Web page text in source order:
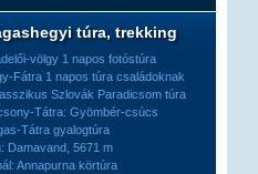
túra, trekking
völgy 1 napos fotóstúra
Fátra 1 napos túra családoknak
Szlovák Paradicsom túra
Tátra: Gyömbér-csúcs
Tátra gyalogtúra
Damavand, 5671 m
Annapurna körtúra